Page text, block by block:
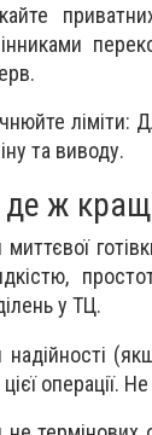
ліміти:
та виводу.
де ж
у ТЦ.
надійності
операції.